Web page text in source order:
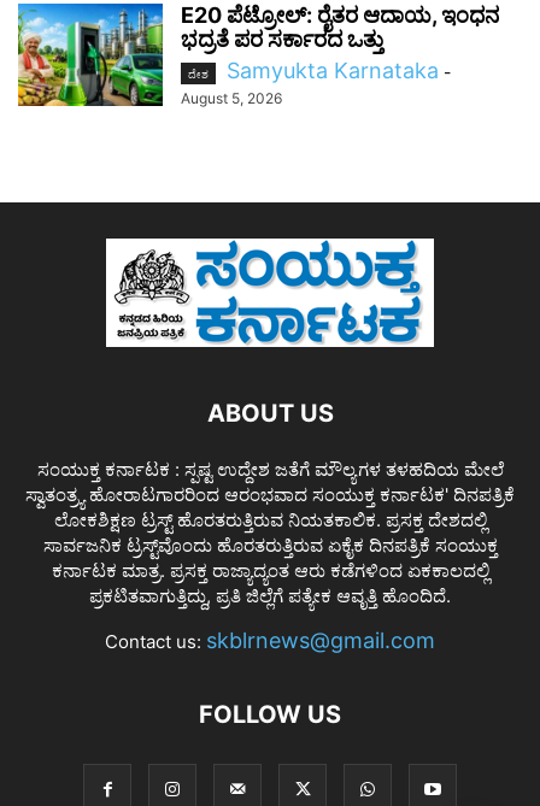
E20 ಪೆಟ್ರೋಲ್: ರೈತರ ಆದಾಯ, ಇಂಧನ
ಭದ್ರತೆ ಪರ ಸರ್ಕಾರದ ಒತ್ತು
ದೇಶ Samyukta Karnataka -
August 5, 2026
ABOUT US
ಸಂಯುಕ್ತ ಕರ್ನಾಟಕ : ಸ್ಪಷ್ಟ ಉದ್ದೇಶ ಜತೆಗೆ ಮೌಲ್ಯಗಳ ತಳಹದಿಯ ಮೇಲೆ
ಸ್ವಾತಂತ್ರ್ಯ ಹೋರಾಟಗಾರರಿಂದ ಆರಂಭವಾದ ಸಂಯುಕ್ತ ಕರ್ನಾಟಕ' ದಿನಪತ್ರಿಕೆ
ಲೋಕಶಿಕ್ಷಣ ಟ್ರಸ್ಟ್ ಹೊರತರುತ್ತಿರುವ ನಿಯತಕಾಲಿಕ. ಪ್ರಸಕ್ತ ದೇಶದಲ್ಲಿ
ಸಾರ್ವಜನಿಕ ಟ್ರಸ್ಟ್‌ವೊಂದು ಹೊರತರುತ್ತಿರುವ ಏಕೈಕ ದಿನಪತ್ರಿಕೆ ಸಂಯುಕ್ತ
ಕರ್ನಾಟಕ ಮಾತ್ರ. ಪ್ರಸಕ್ತ ರಾಜ್ಯಾದ್ಯಂತ ಆರು ಕಡೆಗಳಿಂದ ಏಕಕಾಲದಲ್ಲಿ
ಪ್ರಕಟಿತವಾಗುತ್ತಿದ್ದು, ಪ್ರತಿ ಜಿಲ್ಲೆಗೆ ಪತ್ಯೇಕ ಆವೃತ್ತಿ ಹೊಂದಿದೆ.
Contact us: skblrnews@gmail.com
FOLLOW US